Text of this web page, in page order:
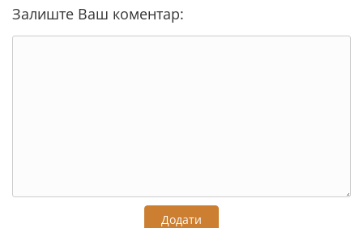
Залиште Ваш коментар:
Додати